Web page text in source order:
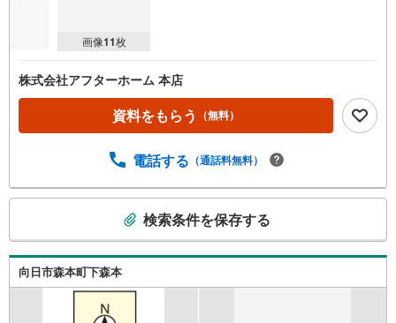
画像11枚
株式会社アフターホーム 本店
資料をもらう （無料）
電話する （通話料無料）
検
索
条
検索条件を保存する
向日市森本町下森本